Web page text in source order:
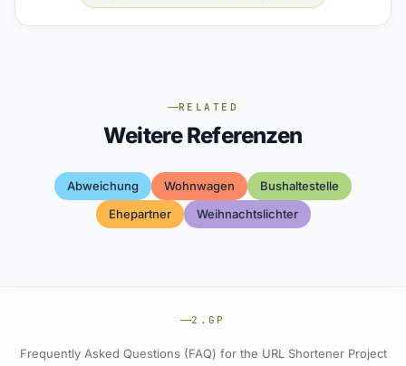
RELATED
Weitere Referenzen
Abweichung Wohnwagen
Bushaltestelle
Ehepartner
Weihnachtslichter
2.GP
Frequently Asked Questions (FAQ) for the URL Shortener Project